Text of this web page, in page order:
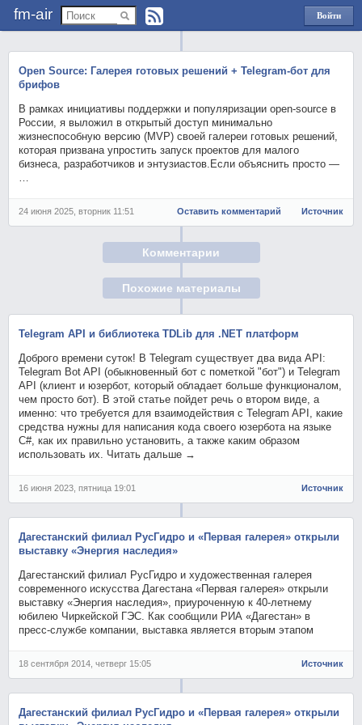
fm-air
Войти
через
Open Source: Галерея готовых решений + Telegram-бот для
брифов
В рамках инициативы поддержки и популяризации open-source в
России, я выложил в открытый доступ минимально
жизнеспособную версию (MVP) своей галереи готовых решений,
которая призвана упростить запуск проектов для малого
бизнеса, разработчиков и энтузиастов.Если объяснить просто —
…
24 июня 2025, вторник 11:51 Оставить комментарий Источник
Комментарии
Похожие материалы
Telegram API и библиотека TDLib для .NET платформ
Доброго времени суток! В Telegram существует два вида API:
Telegram Bot API (обыкновенный бот с пометкой "бот") и Telegram
API (клиент и юзербот, который обладает больше функционалом,
чем просто бот). В этой статье пойдет речь о втором виде, а
именно: что требуется для взаимодействия с Telegram API, какие
средства нужны для написания кода своего юзербота на языке
C#, как их правильно установить, а также каким образом
использовать их. Читать дальше →
16 июня 2023, пятница 19:01 Источник
Дагестанский филиал РусГидро и «Первая галерея» открыли
выставку «Энергия наследия»
Дагестанский филиал РусГидро и художественная галерея
современного искусства Дагестана «Первая галерея» открыли
выставку «Энергия наследия», приуроченную к 40-летнему
юбилею Чиркейской ГЭС. Как сообщили РИА «Дагестан» в
пресс-службе компании, выставка является вторым этапом
18 сентября 2014, четверг 15:05 Источник
Дагестанский филиал РусГидро и «Первая галерея» открыли